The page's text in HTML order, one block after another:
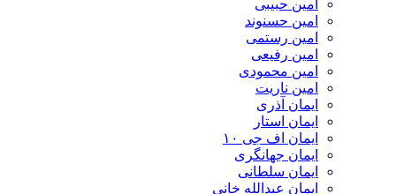
امین حبیبی
امین حسنوند
امین رستمی
امین رفیعی
امین محمودی
امین ناریت
ایمان آذری
ایمان استار
ایمان اف جی ۱۰
ایمان جهانگری
ایمان سلطانی
ایمان عبدالله خانی